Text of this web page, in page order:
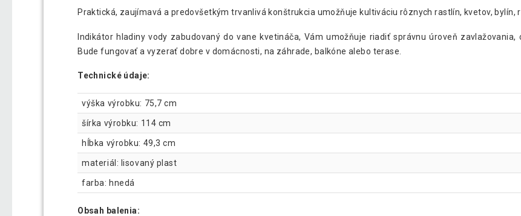
Praktická, zaujímavá a predovšetkým trvanlivá konštrukcia umožňuje kultiváciu rôznych rastlín, kvetov, bylín,
Indikátor hladiny vody zabudovaný do vane kvetináča, Vám umožňuje riadiť správnu úroveň
Bude fungovať a vyzerať dobre v domácnosti, na záhrade, balkóne alebo terase.
Technické údaje:
výška výrobku: 75,7 cm
šírka výrobku: 114 cm
hĺbka výrobku: 49,3 cm
materiál: lisovaný plast
farba: hnedá
Obsah balenia: